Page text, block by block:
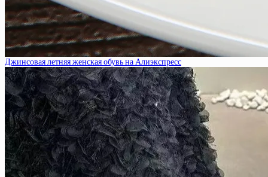
Джинсовая летняя женская обувь на Алиэкспресс